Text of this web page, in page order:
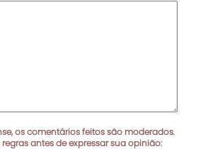
os comentários feitos são moderados.
antes de expressar sua opinião: